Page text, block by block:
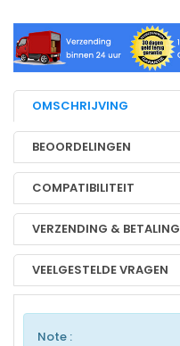
OMSCHRIJVING
BEOORDELINGEN
COMPATIBILITEIT
VERZENDING & BETALING
VEELGESTELDE VRAGEN
Note :